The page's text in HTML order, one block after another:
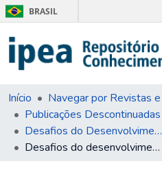
BRASIL
Início
Publicações Descontinuadas
Desafios do Desenvolvimento
Desafios do desenvolvimento : v. 8, n. 64, 2011